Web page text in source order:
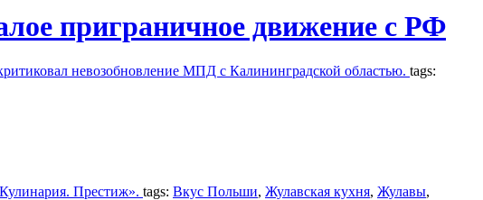
приграничное движение с РФ
невозобновление МПД с Калининградской областью. tags:
Престиж». tags: Вкус Польши, Жулавская кухня, Жулавы,